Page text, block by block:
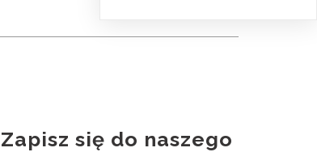
Zapisz się do naszego